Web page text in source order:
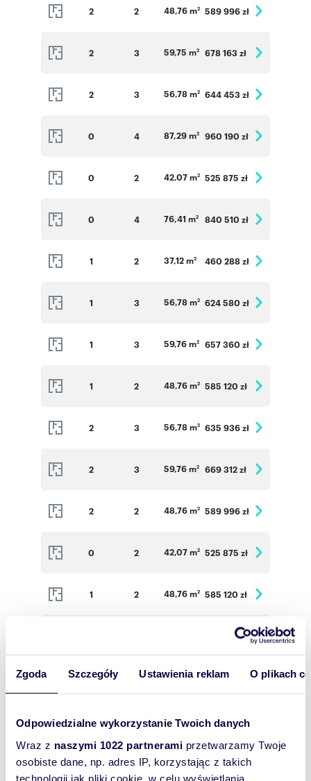
Zgoda Szczegóły Ustawienia reklam O plikach
Odpowiedzialne wykorzystanie Twoich danych
Wraz z naszymi 1022 partnerami przetwarzamy Twoje
osobiste dane, np. adres IP, korzystając z takich
technologii jak pliki cookie, w celu wyświetlania
2 2 48,76 m2 589 996 zł
2 3 59,75 m2 678 163 zł
2 3 56,78 m2 644 453 zł
0 4 87,29 m2 960 190 zł
0 2 42,07 m2 525 875 zł
0 4 76,41 m2 840 510 zł
1 2 37,12 m2 460 288 zł
1 3 56,78 m2 624 580 zł
1 3 59,76 m2 657 360 zł
1 2 48,76 m2 585 120 zł
2 3 56,78 m2 635 936 zł
2 3 59,76 m2 669 312 zł
2 2 48,76 m2 589 996 zł
0 2 42,07 m2 525 875 zł
1 2 48,76 m2 585 120 zł
672 300 zł
1 3 56,80 m2 639 000 zł
1 2 37,31 m 475 703 zł
2 2 48,76 m 2 589 996 zł